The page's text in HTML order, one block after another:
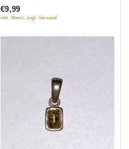
5
€9,99
inkl. Mwst., zzgl. Versand